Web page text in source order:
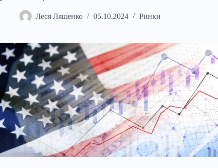
Леся Ляшенко 05.10.2024 Ринки